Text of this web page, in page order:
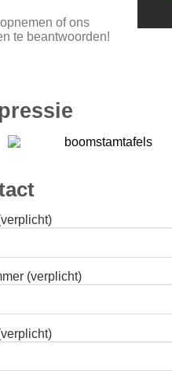
of ons
te beantwoorden!
(verplicht)